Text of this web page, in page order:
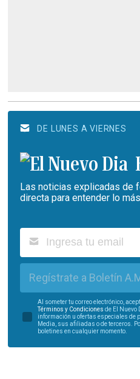
DE LUNES A VIERNES
Las noticias explicadas de
directa para entender lo
Regístrate a Boletín
Al someter tu correo electrónico,
Términos y Condiciones de El Nuevo
información u ofertas especiales de
Media, sus afiliadas o de terceros.
boletines en cualquier momento.